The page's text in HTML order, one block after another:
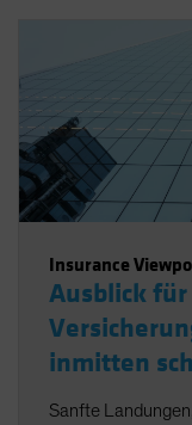
Insurance
Ausblick
inmitten
Sanfte